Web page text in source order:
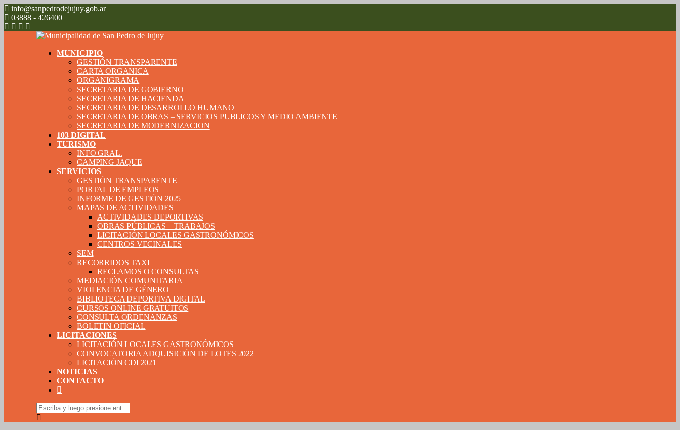
info@sanpedrodejujuy.gob.ar
03888 - 426400
MUNICIPIO
GESTIÓN TRANSPARENTE
CARTA ORGANICA
ORGANIGRAMA
SECRETARIA DE GOBIERNO
SECRETARIA DE HACIENDA
SECRETARIA DE DESARROLLO HUMANO
SECRETARIA DE OBRAS – SERVICIOS PUBLICOS Y MEDIO AMBIENTE
SECRETARIA DE MODERNIZACION
103 DIGITAL
TURISMO
INFO GRAL.
CAMPING JAQUE
SERVICIOS
GESTIÓN TRANSPARENTE
PORTAL DE EMPLEOS
INFORME DE GESTIÓN 2025
MAPAS DE ACTIVIDADES
ACTIVIDADES DEPORTIVAS
OBRAS PÚBLICAS – TRABAJOS
LICITACIÓN LOCALES GASTRONÓMICOS
CENTROS VECINALES
SEM
RECORRIDOS TAXI
RECLAMOS O CONSULTAS
MEDIACIÓN COMUNITARIA
VIOLENCIA DE GÉNERO
BIBLIOTECA DEPORTIVA DIGITAL
CURSOS ONLINE GRATUITOS
CONSULTA ORDENANZAS
BOLETIN OFICIAL
LICITACIONES
LICITACIÓN LOCALES GASTRONÓMICOS
CONVOCATORIA ADQUISICIÓN DE LOTES 2022
LICITACIÓN CDI 2021
NOTICIAS
CONTACTO